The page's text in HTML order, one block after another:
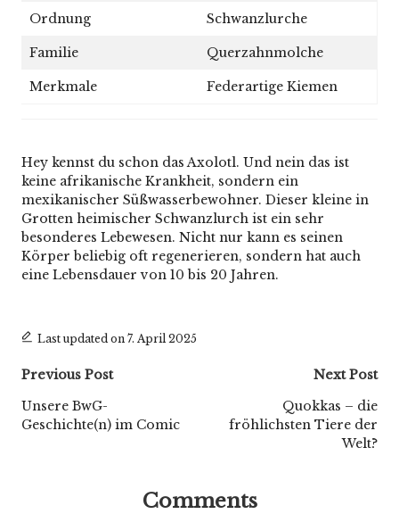
Ordnung Schwanzlurche
Familie Querzahnmolche
Merkmale Federartige Kiemen
Hey kennst du schon das Axolotl. Und nein das ist
keine afrikanische Krankheit, sondern ein
mexikanischer Süßwasserbewohner. Dieser kleine in
Grotten heimischer Schwanzlurch ist ein sehr
besonderes Lebewesen. Nicht nur kann es seinen
Körper beliebig oft regenerieren, sondern hat auch
eine Lebensdauer von 10 bis 20 Jahren.
Last updated on 7. April 2025
Post
navigation
Previous Post
Unsere BwG-
Geschichte(n) im Comic
Next Post
Quokkas – die
fröhlichsten Tiere der
Welt?
Comments